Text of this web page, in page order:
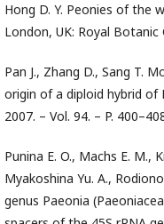
Hong D. Y. Peonies of the
London, UK: Royal Botanic
Pan J., Zhang D., Sang T.
origin of a diploid hybrid of
2007. – Vol. 94. – P.
Punina E. O., Machs E. M.,
Myakoshina Yu. A.,
genus Paeonia